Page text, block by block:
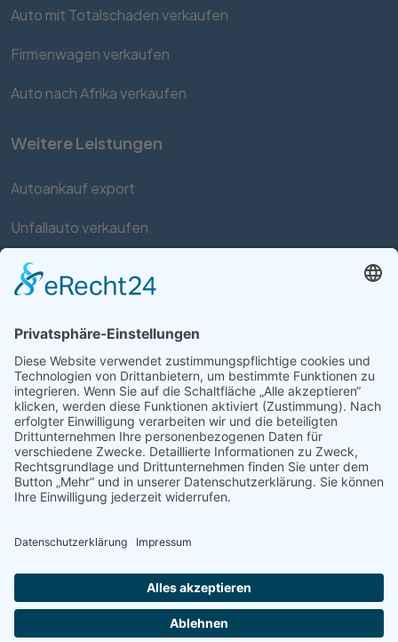
Auto mit Totalschaden verkaufen
Firmenwagen verkaufen
Auto nach Afrika verkaufen
Weitere Leistungen
Autoankauf export
Unfallauto verkaufen
Auto mit Motorschaden verkaufen
Support
Kontakt FAQ
Connect social
Datenschutz Impressum AGB Händler
AGB Verbraucher
Über uns